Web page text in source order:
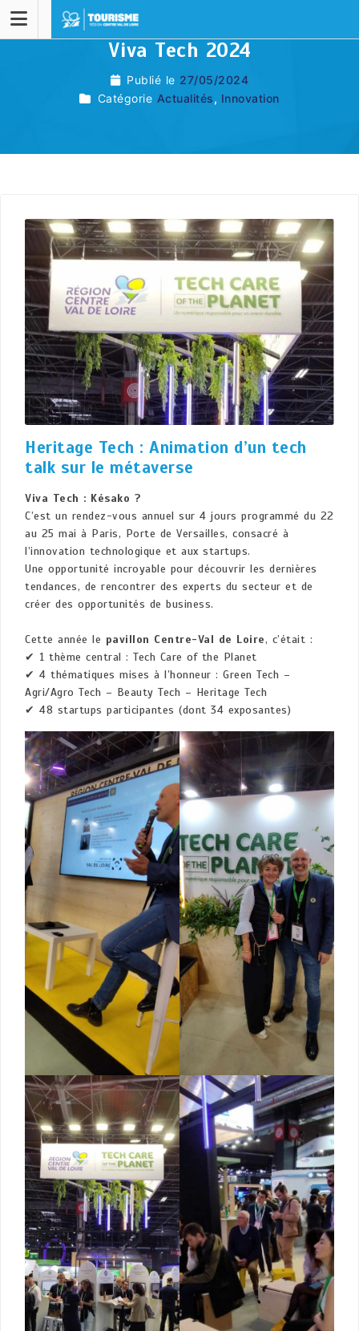
Viva Tech 2024
Publié le 27/05/2024
Catégorie Actualités, Innovation
Heritage Tech : Animation d’un tech
talk sur le métaverse
Viva Tech : Késako ?
C’est un rendez-vous annuel sur 4 jours programmé du 22
au 25 mai à Paris, Porte de Versailles, consacré à
l’innovation technologique et aux startups.
Une opportunité incroyable pour découvrir les dernières
tendances, de rencontrer des experts du secteur et de
créer des opportunités de business.
Cette année le pavillon Centre-Val de Loire, c’était :
✔ 1 thème central : Tech Care of the Planet
✔ 4 thématiques mises à l’honneur : Green Tech –
Agri/Agro Tech – Beauty Tech – Heritage Tech
✔ 48 startups participantes (dont 34 exposantes)